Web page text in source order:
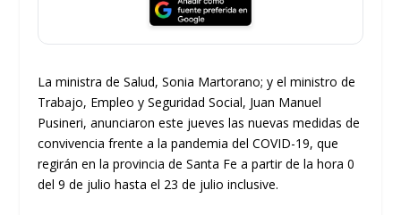
La ministra de Salud, Sonia Martorano; y el ministro de
Trabajo, Empleo y Seguridad Social, Juan Manuel
Pusineri, anunciaron este jueves las nuevas medidas de
convivencia frente a la pandemia del COVID-19, que
regirán en la provincia de Santa Fe a partir de la hora 0
del 9 de julio hasta el 23 de julio inclusive.